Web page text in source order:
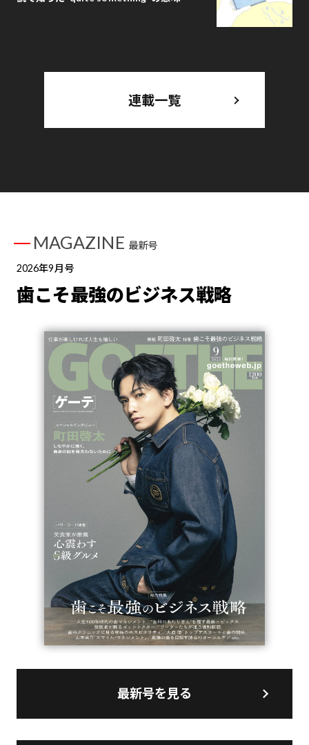
連載一覧
MAGAZINE 最新号
2026年9月号
歯こそ最強のビジネス戦略
最新号を見る